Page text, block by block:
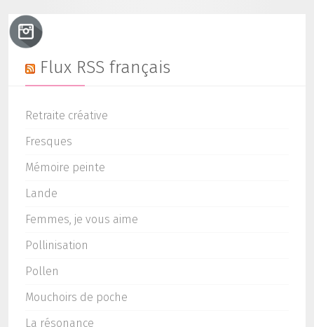
Flux RSS français
Retraite créative
Fresques
Mémoire peinte
Lande
Femmes, je vous aime
Pollinisation
Pollen
Mouchoirs de poche
La résonance